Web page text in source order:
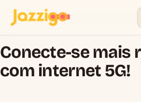
Conecte-se mais
com internet 5G!